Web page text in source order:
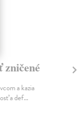
zničené
a kazia
a def...